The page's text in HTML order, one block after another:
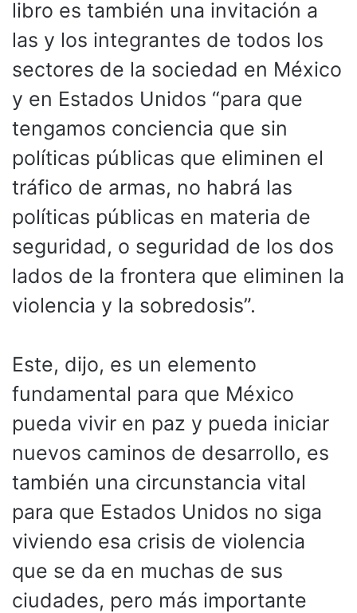
libro es también una invitación a
las y los integrantes de todos los
sectores de la sociedad en México
y en Estados Unidos “para que
tengamos conciencia que sin
políticas públicas que eliminen el
tráfico de armas, no habrá las
políticas públicas en materia de
seguridad, o seguridad de los dos
lados de la frontera que eliminen la
violencia y la sobredosis”.
Este, dijo, es un elemento
fundamental para que México
pueda vivir en paz y pueda iniciar
nuevos caminos de desarrollo, es
también una circunstancia vital
para que Estados Unidos no siga
viviendo esa crisis de violencia
que se da en muchas de sus
ciudades, pero más importante